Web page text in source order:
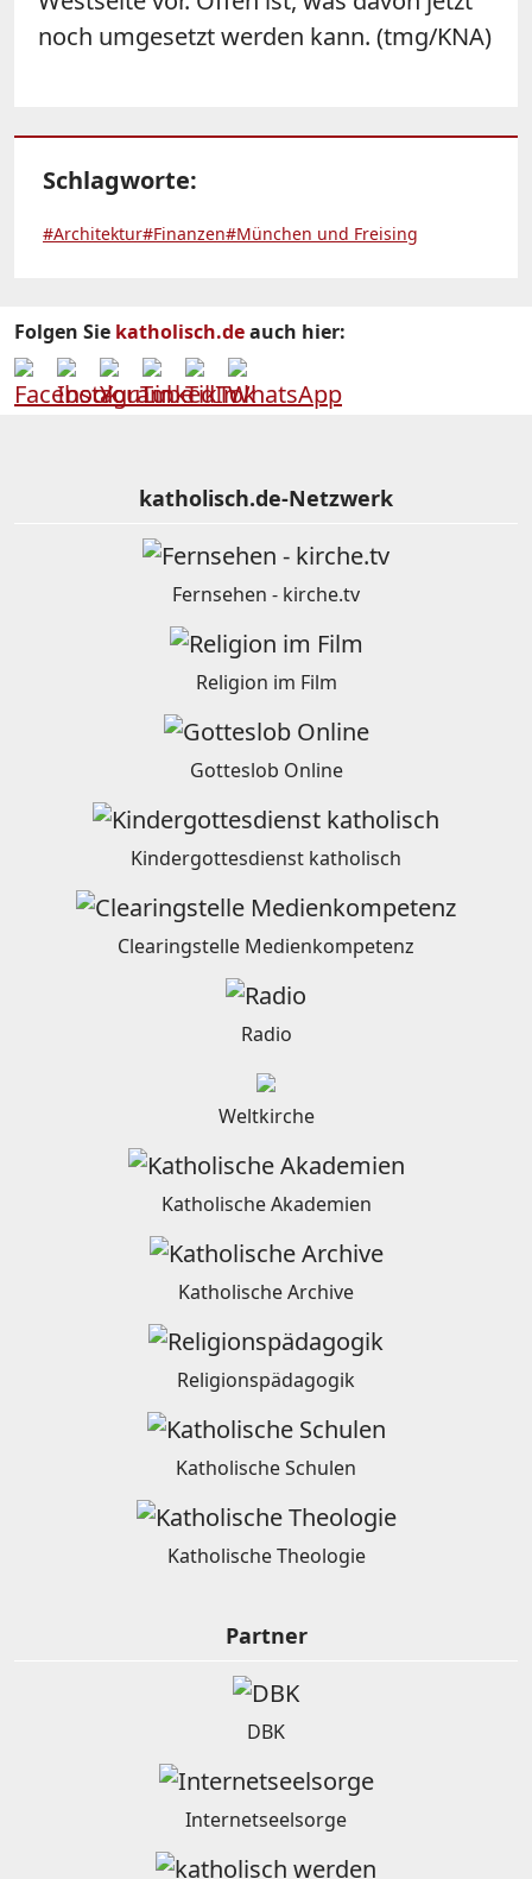
noch umgesetzt werden kann. (tmg/KNA)
Schlagworte:
#Architektur#Finanzen#München und Freising
Folgen Sie katholisch.deauch hier:
katholisch.de-Netzwerk
Fernsehen - kirche.tv
Religion im Film
Gotteslob Online
Kindergottesdienst katholisch
Clearingstelle Medienkompetenz
Radio
Weltkirche
Katholische Akademien
Katholische Archive
Religionspädagogik
Katholische Schulen
Katholische Theologie
Partner
DBK
Internetseelsorge